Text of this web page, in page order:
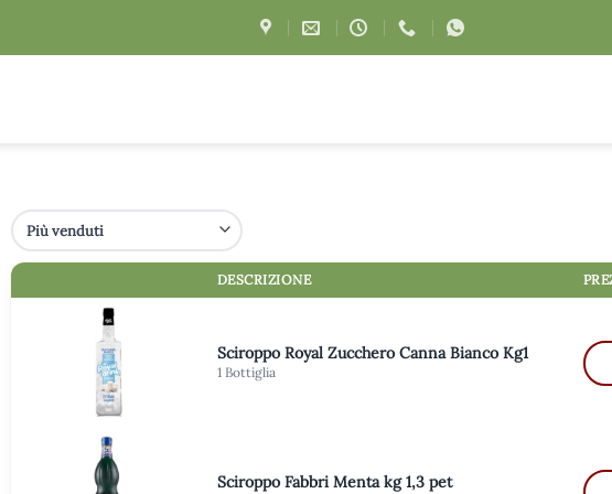
DESCRIZIONE
Sciroppo Royal Zucchero Canna Bianco Kg1
1 Bottiglia
Sciroppo Fabbri Menta kg 1,3 pet